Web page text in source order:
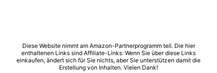
Inhalt
Diese Website nimmt am Amazon-Partnerprogramm teil. Die hier
enthaltenen Links sind Affiliate-Links: Wenn Sie über diese Links
einkaufen, ändert sich für Sie nichts, aber Sie unterstützen damit die
Erstellung von Inhalten. Vielen Dank!